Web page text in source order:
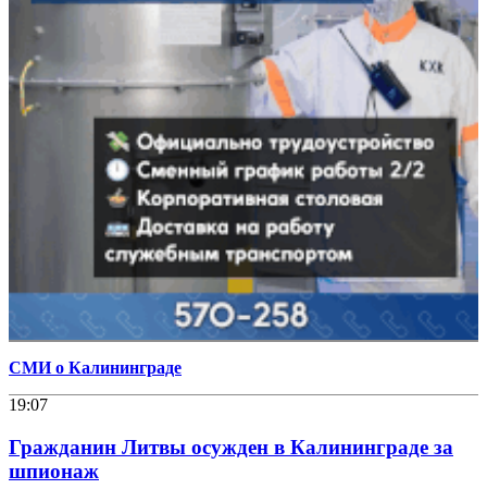
СМИ о Калининграде
19:07
Гражданин Литвы осужден в Калининграде за
шпионаж